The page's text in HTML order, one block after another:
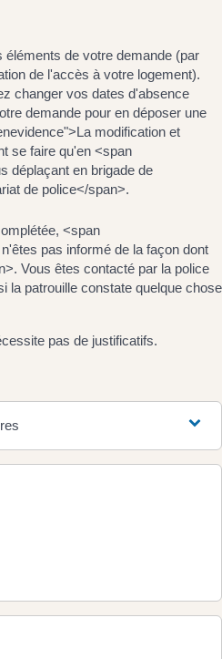
de votre demande (par
de l'accès à votre logement).
changer vos dates d'absence
demande pour en déposer une
modification et
se faire qu'en <span
déplaçant en brigade de
de police</span>.
<span
pas informé de la façon dont
Vous êtes contacté par la police
la patrouille constate quelque chose
pas de justificatifs.